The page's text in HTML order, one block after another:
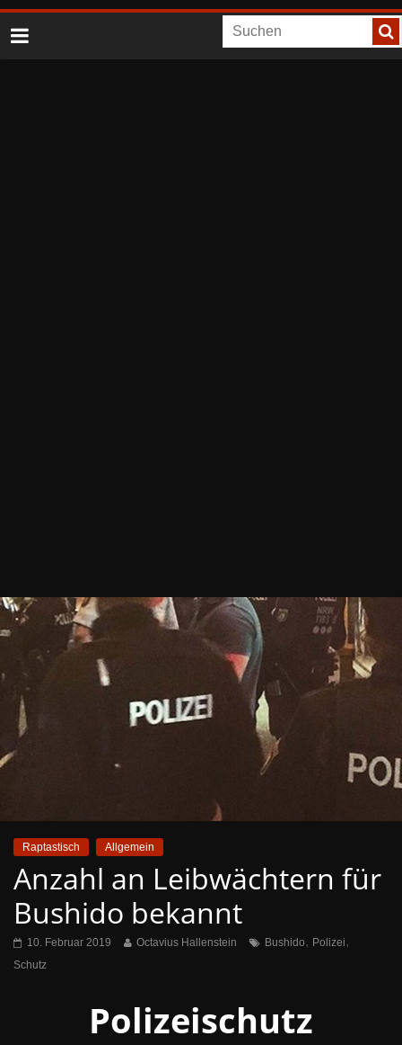
Raptastisch Allgemein
Anzahl an Leibwächtern für
Bushido bekannt
10. Februar 2019 Octavius Hallenstein Bushido, Polizei,
Schutz
Polizeischutz